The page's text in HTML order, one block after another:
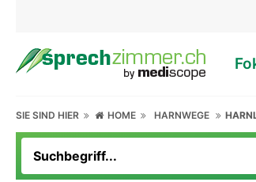
SIE SIND HIER HOME HARNWEGE